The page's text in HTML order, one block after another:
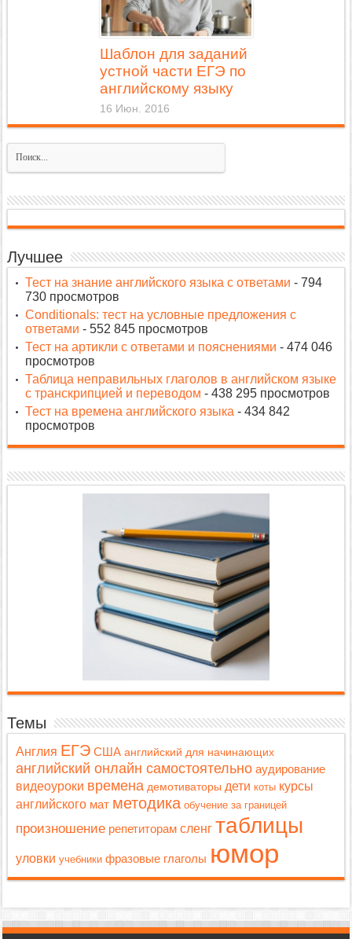
Шаблон для заданий
устной части ЕГЭ по
английскому языку
16 Июн. 2016
Лучшее
Тест на знание английского языка с ответами - 794
730 просмотров
Conditionals: тест на условные предложения с
ответами - 552 845 просмотров
Тест на артикли с ответами и пояснениями - 474 046
просмотров
Таблица неправильных глаголов в английском языке
с транскрипцией и переводом - 438 295 просмотров
Тест на времена английского языка - 434 842
просмотров
Темы
Англия ЕГЭ США английский для начинающих
английский онлайн самостоятельно аудирование
видеоуроки времена демотиваторы дети коты курсы
английского мат методика обучение за границей
произношение репетиторам сленг таблицы
уловки учебники фразовые глаголы юмор